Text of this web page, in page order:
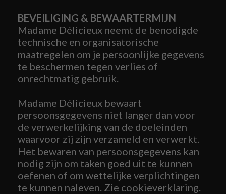
BEVEILIGING & BEWAARTERMIJN
Madame Délicieux neemt de benodigde
technische en organisatorische
maatregelen om je persoonlijke gegevens
te beschermen tegen verlies of
onrechtmatig gebruik.
Madame Délicieux bewaart
persoonsgegevens niet langer dan voor
de verwerkelijking van de doeleinden
waarvoor zij zijn verzameld en verwerkt.
Het bewaren van persoonsgegevens kan
nodig zijn om taken goed uit te kunnen
oefenen of om wettelijke verplichtingen
te kunnen naleven. Zie cookieverklaring.